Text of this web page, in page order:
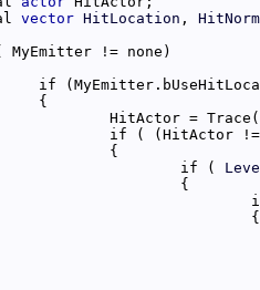
vector HitLocation ,
			HitActor = Trace(
if (
				if (